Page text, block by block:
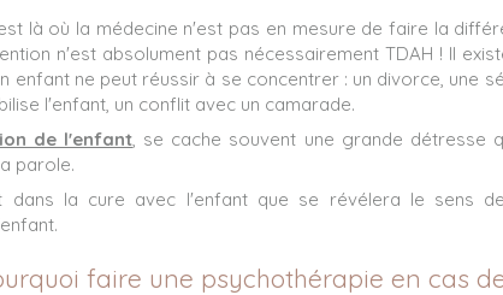
là où la médecine n'est pas en mesure de faire la
n'est absolument pas nécessairement TDAH ! Il
enfant ne peut réussir à se concentrer : un divorce, une
l'enfant, un conflit avec un camarade.
de l'enfant, se cache souvent une grande détresse
parole.
dans la cure avec l'enfant que se révélera le sens
faire une psychothérapie en cas